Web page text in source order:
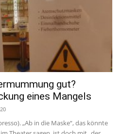
gut?
eines Mangels
„Ab in die Maske“, das könnte